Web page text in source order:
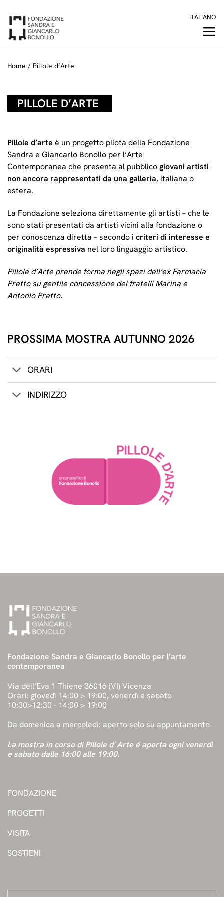
contenuti
ITALIANO
Home / Pillole d’Arte
PILLOLE D’ARTE
Pillole d’arte è un progetto pilota della Fondazione
Sandra e Giancarlo Bonollo per l’Arte
Contemporanea che presenta al pubblicogiovani artisti
non ancora rappresentati da una galleria, italiana o
estera.
La Fondazione seleziona direttamente gli artisti – che le
sono stati presentati da artisti vicini alla fondazione o
per conoscenza diretta – secondo i criteri di interesse e
originalità espressiva nel loro linguaggio artistico.
Pillole d’Arte prende forma negli spazi dell’ex Farmacia
Pretto su gentile concessione dei fratelli Marina e
Antonio Pretto.
PROSSIMA MOSTRA AUTUNNO 2026
ORARI
INDIRIZZO
Fondazione Sandra e Giancarlo Bonollo per l’arte
contemporanea
Via dell’Eva 1 Thiene 36016 (VI) Vicenza
Orari: giovedì 14:00 > 19:00, venerdì e sabato
10:30>12:30 - 14:00 > 19:00
Da domenica a mercoledì: aperto solo su appuntamento
La mostra in corso di Pillole d' Arte é aperta ogni venerdì
e sabato dalle 16:00 alle 19:00.
FONDAZIONE
PROGETTI
VISITA
SOSTIENI